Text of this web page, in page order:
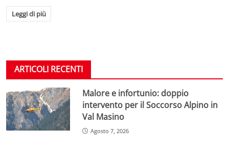
Leggi di più
ARTICOLI RECENTI
Malore e infortunio: doppio
intervento per il Soccorso Alpino in
Val Masino
Agosto 7, 2026